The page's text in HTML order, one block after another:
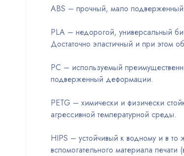
ABS – прочный, мало подверженный
PLA – недорогой, универсальный
Достаточно эластичный и при этом
PC – используемый
подверженный деформации.
PETG – химически и физически
агрессивной температурной среды.
HIPS – устойчивый к водному и в то
вспомогательного материала